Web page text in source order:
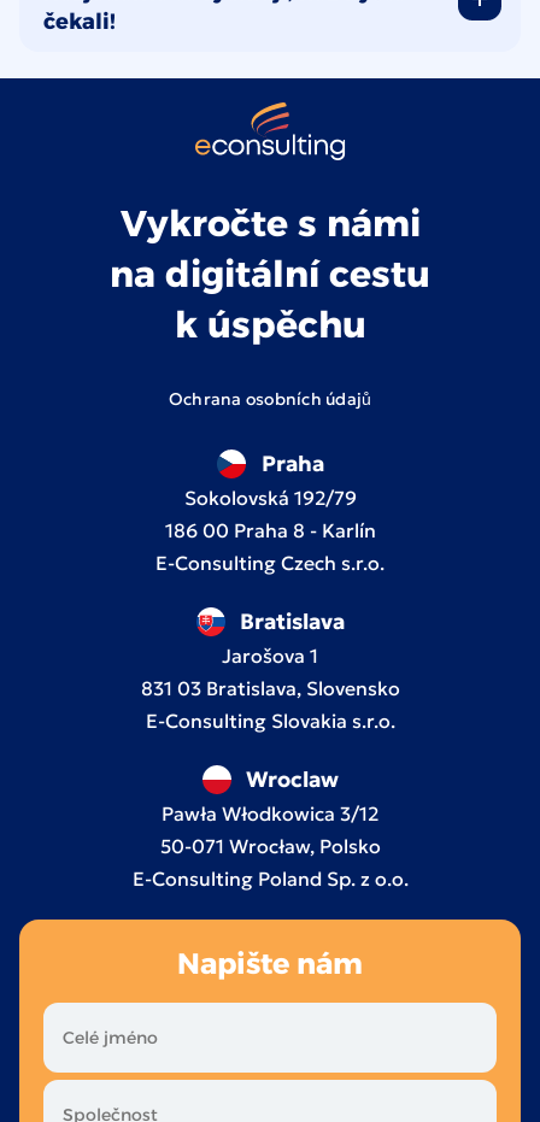
čekali!
Vykročte s námi
na digitální cestu
k úspěchu
Ochrana osobních údajů
Praha
Sokolovská 192/79
186 00 Praha 8 - Karlín
E-Consulting Czech s.r.o.
Bratislava
Jarošova 1
831 03 Bratislava, Slovensko
E-Consulting Slovakia s.r.o.
Wroclaw
Pawła Włodkowica 3/12
50-071 Wrocław, Polsko
E-Consulting Poland Sp. z o.o.
Napište nám